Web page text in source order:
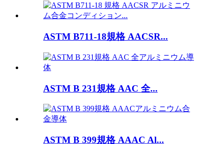
ASTM B711-18規格 AACSR...
ASTM B 231規格 AAC 全...
ASTM B 399規格 AAAC Al...